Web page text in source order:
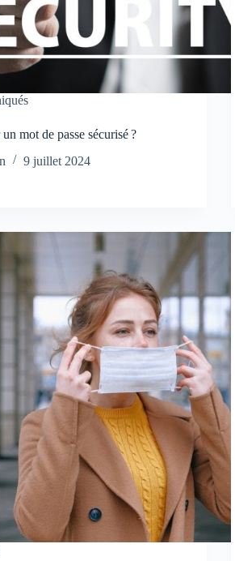
mot de passe sécurisé ?
9 juillet 2024